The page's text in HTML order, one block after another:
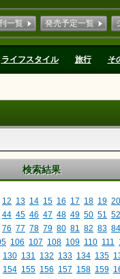
一覧 発売予定一覧
ライフスタイル 旅行 そ
検索結果
12 13 14 15 16 17 18 19 20
44 45 46 47 48 49 50 51 52
76 77 78 79 80 81 82 83 84
106 107 108 109 110 111
130 131 132 133 134 135
154 155 156 157 158 159